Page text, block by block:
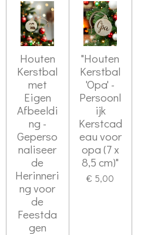
Houten
Kerstbal
met
Eigen
Afbeeldi
ng -
Geperso
naliseer
de
Herinneri
ng voor
de
Feestda
gen
"Houten
Kerstbal
'Opa' -
Persoonl
ijk
Kerstcad
eau voor
opa (7 x
8,5 cm)"
€ 5,00